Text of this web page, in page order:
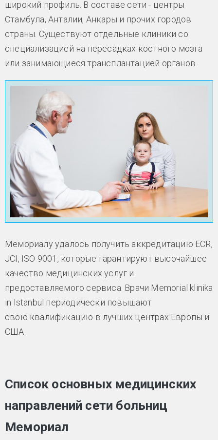
широкий профиль. В составе сети - центры
Стамбула, Анталии, Анкары и прочих городов
страны. Существуют отдельные клиники со
специализацией на пересадках костного мозга
или занимающиеся трансплантацией органов.
Мемориалу удалось получить аккредитацию ECR,
JCI, ISO 9001, которые гарантируют высочайшее
качество медицинских услуг и
предоставляемого сервиса. Врачи Memorial klinika
in Istanbul периодически повышают
свою квалификацию в лучших центрах Европы и
США.
Список основных медицинских
направлений сети больниц
Мемориал